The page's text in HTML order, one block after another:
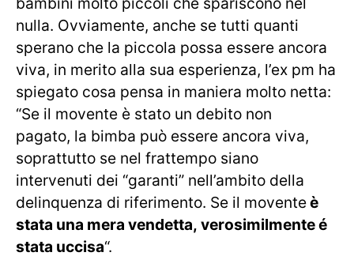
nulla. Ovviamente, anche se tutti quanti
sperano che la piccola possa essere ancora
viva, in merito alla sua esperienza, l’ex pm ha
spiegato cosa pensa in maniera molto netta:
“Se il movente è stato un debito non
pagato, la bimba può essere ancora viva,
soprattutto se nel frattempo siano
intervenuti dei “garanti” nell’ambito della
delinquenza di riferimento. Se il moventeè
stata una mera vendetta, verosimilmente é
stata uccisa“.